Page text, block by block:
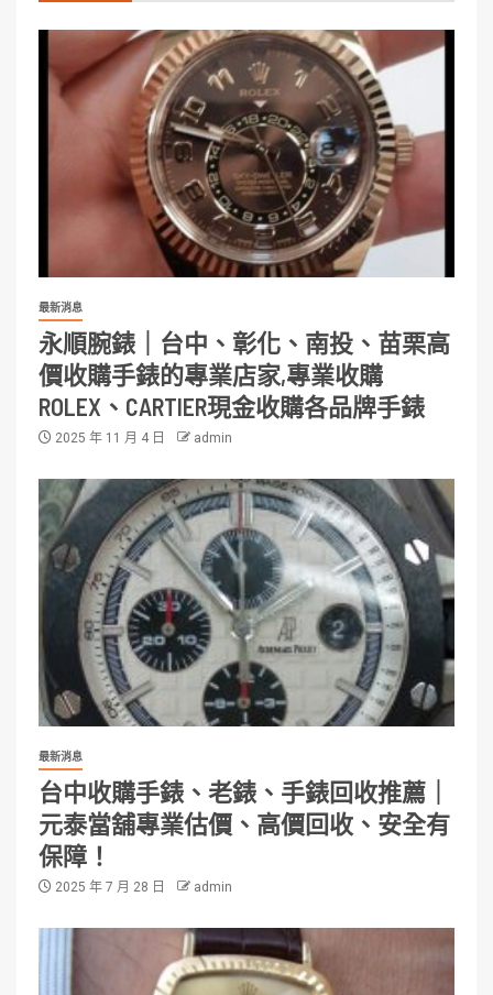
最新消息
永順腕錶｜台中、彰化、南投、苗栗高
價收購手錶的專業店家,專業收購
ROLEX、CARTIER現金收購各品牌手錶
2025 年 11 月 4 日 admin
最新消息
台中收購手錶、老錶、手錶回收推薦｜
元泰當舖專業估價、高價回收、安全有
保障！
2025 年 7 月 28 日 admin